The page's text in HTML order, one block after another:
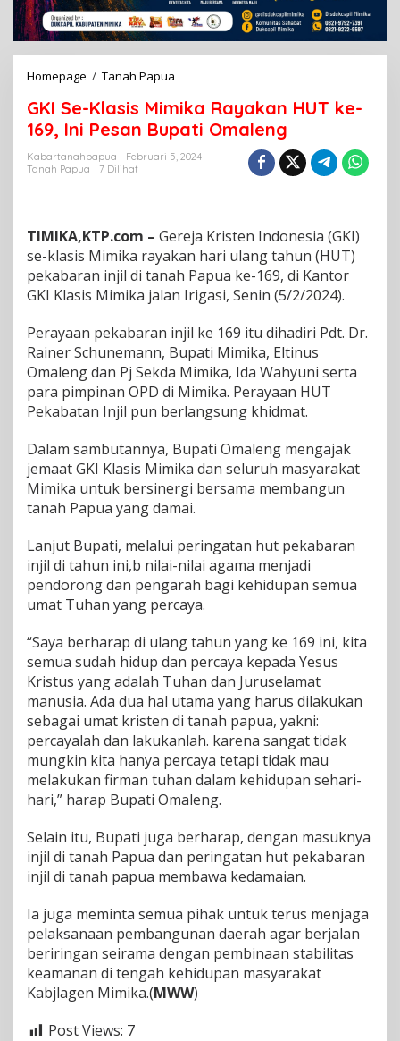
Homepage / Tanah Papua
I
S
e
-
i
s
M
i
m
k
a
R
a
y
a
a
n
H
U
T
e
-
1
6
9
I
n
i
P
e
s
a
B
u
p
t
O
m
l
e
n
g
GKI Se-Klasis Mimika Rayakan HUT ke-
169, Ini Pesan Bupati Omaleng
Kabartanahpapua
Februari 5, 2024
Tanah Papua
7 Dilihat
TIMIKA,KTP.com – Gereja Kristen Indonesia (GKI)
se-klasis Mimika rayakan hari ulang tahun (HUT)
pekabaran injil di tanah Papua ke-169, di Kantor
GKI Klasis Mimika jalan Irigasi, Senin (5/2/2024).
Perayaan pekabaran injil ke 169 itu dihadiri Pdt. Dr.
Rainer Schunemann, Bupati Mimika, Eltinus
Omaleng dan Pj Sekda Mimika, Ida Wahyuni serta
para pimpinan OPD di Mimika. Perayaan HUT
Pekabatan Injil pun berlangsung khidmat.
Dalam sambutannya, Bupati Omaleng mengajak
jemaat GKI Klasis Mimika dan seluruh masyarakat
Mimika untuk bersinergi bersama membangun
tanah Papua yang damai.
Lanjut Bupati, melalui peringatan hut pekabaran
injil di tahun ini,b nilai-nilai agama menjadi
pendorong dan pengarah bagi kehidupan semua
umat Tuhan yang percaya.
“Saya berharap di ulang tahun yang ke 169 ini, kita
semua sudah hidup dan percaya kepada Yesus
Kristus yang adalah Tuhan dan Juruselamat
manusia. Ada dua hal utama yang harus dilakukan
sebagai umat kristen di tanah papua, yakni:
percayalah dan lakukanlah. karena sangat tidak
mungkin kita hanya percaya tetapi tidak mau
melakukan firman tuhan dalam kehidupan sehari-
hari,” harap Bupati Omaleng.
Selain itu, Bupati juga berharap, dengan masuknya
injil di tanah Papua dan peringatan hut pekabaran
injil di tanah papua membawa kedamaian.
Ia juga meminta semua pihak untuk terus menjaga
pelaksanaan pembangunan daerah agar berjalan
beriringan seirama dengan pembinaan stabilitas
keamanan di tengah kehidupan masyarakat
Kabjlagen Mimika.(MWW)
Post Views: 7